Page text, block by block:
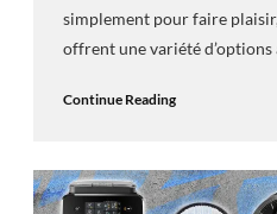
simplement pour faire
offrent une variété d’options
Continue Reading